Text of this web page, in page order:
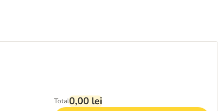
Total0,00 lei